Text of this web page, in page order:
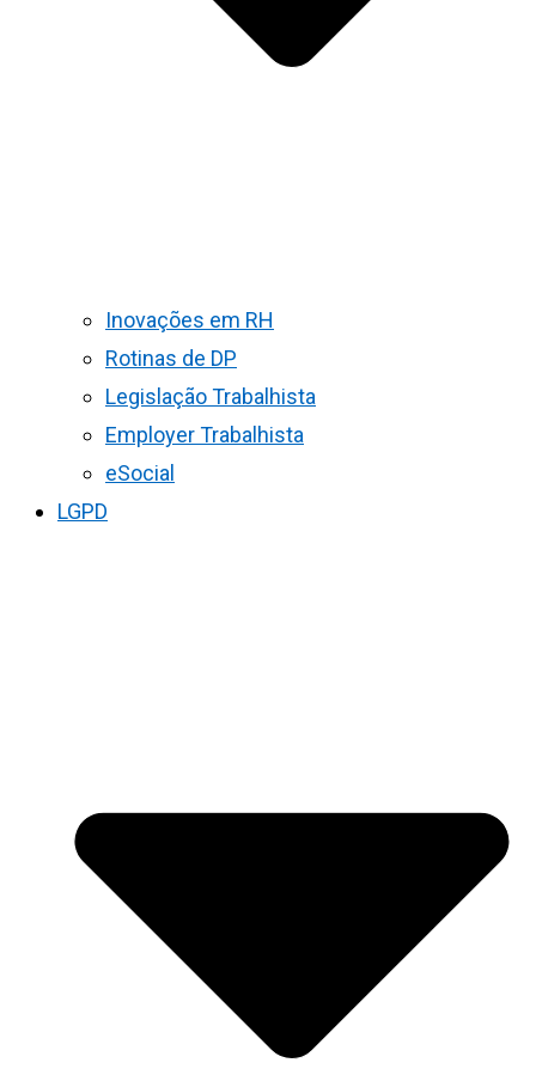
Inovações em RH
Rotinas de DP
Legislação Trabalhista
Employer Trabalhista
eSocial
LGPD